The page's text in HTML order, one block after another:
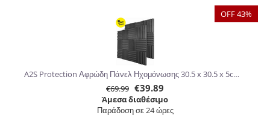
OFF 43%
A2S Protection Αφρώδη Πάνελ Ηχομόνωσης 30.5 x 30.5 x 5cm 24τμχ
€69.99 €39.89
Άμεσα διαθέσιμο
Παράδοση σε 24 ώρες